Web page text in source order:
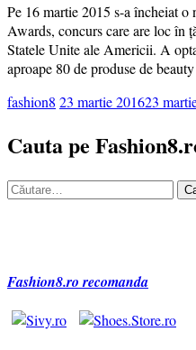
Pe 16 martie 2015 s-a încheiat
Awards, concurs care are loc în
Statele Unite ale Americii. A
aproape 80 de produse de
fashion8 23 martie 201623
Cauta pe
Caută
după:
Fashion8.ro recomanda